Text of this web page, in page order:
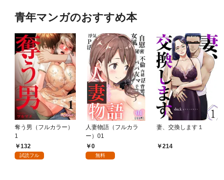
青年マンガのおすすめ本
奪う男（フルカラー）
1
132
試読フル
人妻物語（フルカラ
ー）01
0
無料
妻、交換します１
214